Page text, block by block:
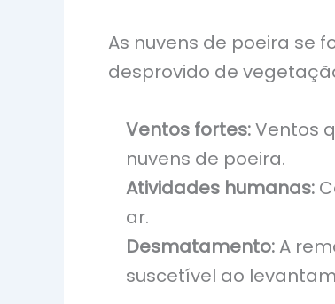
As nuvens de poeira se
desprovido de
Ventos fortes:Ventos
nuvens de poeira.
Atividades humanas:
ar.
Desmatamento: A
suscetível ao